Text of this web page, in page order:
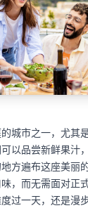
城市之一，尤其
以品尝新鲜果汁
方遍布这座美丽
，而无需面对正
过一天，还是漫